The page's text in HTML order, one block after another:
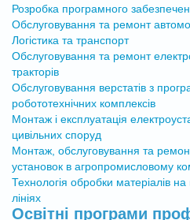
Розробка програмного
Обслуговування та ремонт
Логістика та транспорт
Обслуговування та ремонт
тракторів
Обслуговування верстатів з
робототехнічних комплексів
Монтаж і експлуатація
цивільних споруд
Монтаж, обслуговування та
установок в агропромисловому
Технологія обробки матеріалів
лініях
Освітні програми